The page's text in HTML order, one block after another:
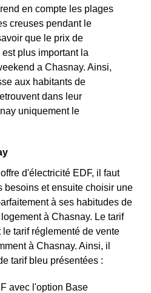
en compte les plages
creuses pendant le
que le prix de
est plus important la
a Chasnay. Ainsi,
aux habitants de
dans leur
uniquement le
d'électricité EDF, il faut
besoins et ensuite choisir une
à ses habitudes de
à Chasnay. Le tarif
tarif réglementé de vente
à Chasnay. Ainsi, il
tarif bleu présentées :
avec l'option Base